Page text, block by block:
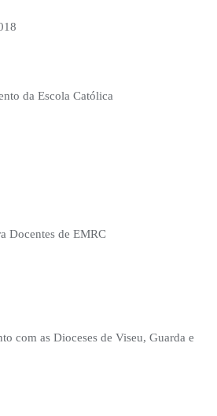
da Escola Católica
Docentes de EMRC
com as Dioceses de Viseu, Guarda e